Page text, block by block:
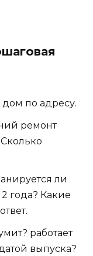
по адресу.
ремонт
ли
года? Какие
работает
выпуска?